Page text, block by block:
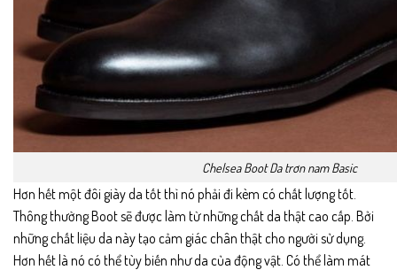
Chelsea Boot Da trơn nam Basic
Hơn hết một đôi giày da tốt thì nó phải đi kèm có chất lượng tốt.
Thông thường Boot sẽ được làm từ những chất da thật cao cấp. Bởi
những chất liệu da này tạo cảm giác chân thật cho người sử dụng.
Hơn hết là nó có thể tùy biến như da của động vật. Có thể làm mát